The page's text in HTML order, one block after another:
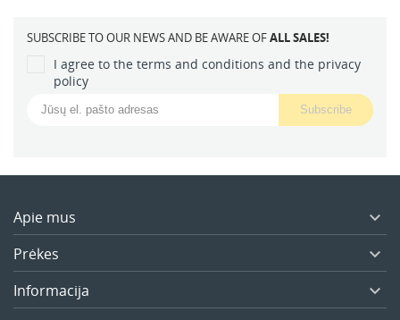
SUBSCRIBE TO OUR NEWS AND BE AWARE OFALL SALES!
I agree to the terms and conditions and the privacy
policy
Apie mus 
Prėkes 
Informacija 